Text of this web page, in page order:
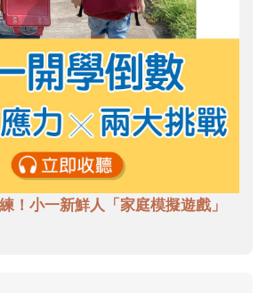
！小一新鮮人「家庭模擬遊戲」